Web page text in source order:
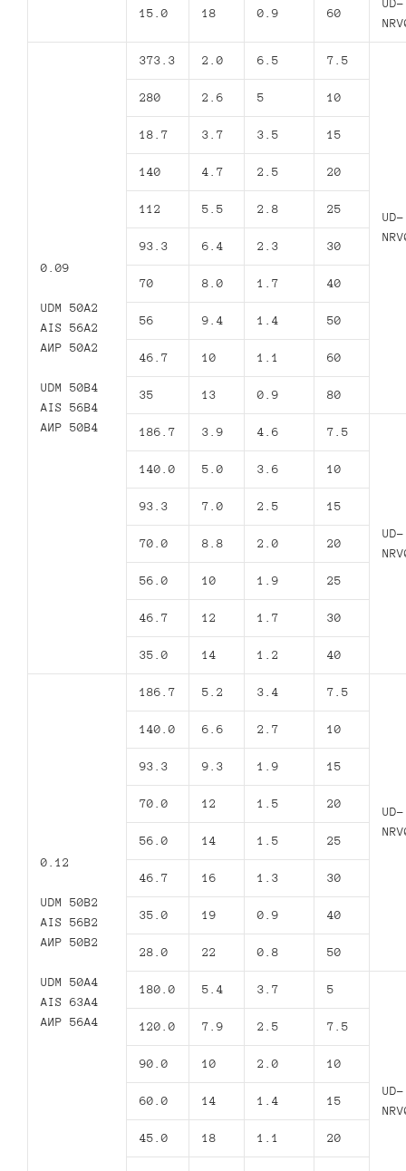
15.0 18 0.9 60
UD-
0.09
UDM 50A2
AIS 56A2
АИР 50А2
UDM 50B4
AIS 56B4
АИР 50В4
373.3 2.0 6.5 7.5
UD-
280 2.6 5 10
18.7 3.7 3.5 15
140 4.7 2.5 20
112 5.5 2.8 25
93.3 6.4 2.3 30
70 8.0 1.7 40
56 9.4 1.4 50
46.7 10 1.1 60
35 13 0.9 80
186.7 3.9 4.6 7.5
UD-
140.0 5.0 3.6 10
93.3 7.0 2.5 15
70.0 8.8 2.0 20
56.0 10 1.9 25
46.7 12 1.7 30
35.0 14 1.2 40
0.12
UDM 50B2
AIS 56B2
АИР 50В2
UDM 50A4
AIS 63A4
АИР 56А4
186.7 5.2 3.4 7.5
UD-
140.0 6.6 2.7 10
93.3 9.3 1.9 15
70.0 12 1.5 20
56.0 14 1.5 25
46.7 16 1.3 30
35.0 19 0.9 40
28.0 22 0.8 50
180.0 5.4 3.7 5
UD-
120.0 7.9 2.5 7.5
90.0 10 2.0 10
60.0 14 1.4 15
45.0 18 1.1 20